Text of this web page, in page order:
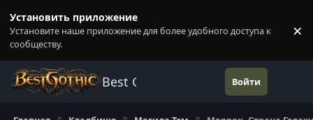
Установить приложение
Установите наше приложение для более удобного доступа к
сообществу.
×
Best Gothic Forums Войти